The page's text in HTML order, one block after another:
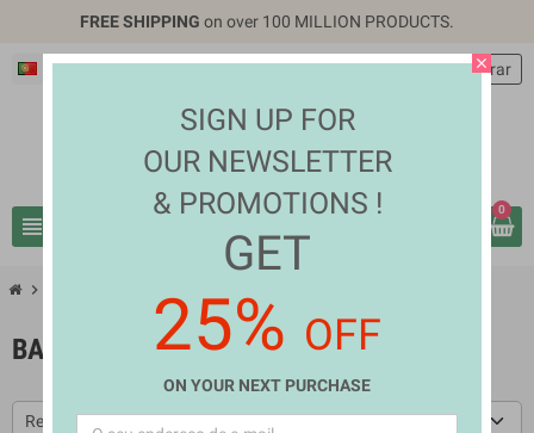
FREE SHIPPING on over 100 MILLION PRODUCTS.
Português PT EUR €
view_headline
personEntrar
0
chevron_right
BACKPACKS & LUGGAGES
Relevância
close
SIGN UP FOR
OUR NEWSLETTER
& PROMOTIONS !
GET
25% OFF
ON YOUR NEXT PURCHASE